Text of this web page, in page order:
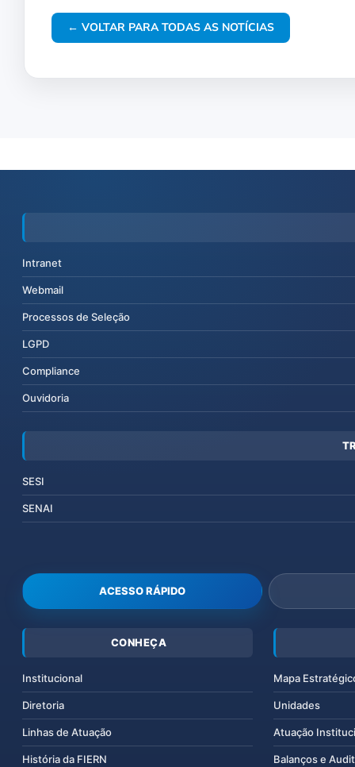
← VOLTAR PARA TODAS AS NOTÍCIAS
Intranet
Webmail
Processos de Seleção
LGPD
Compliance
Ouvidoria
SESI
SENAI
ACESSO RÁPIDO
CONHEÇA
Institucional
Diretoria
Linhas de Atuação
História da FIERN
Mapa
Unidades
Atuação
Balanços e